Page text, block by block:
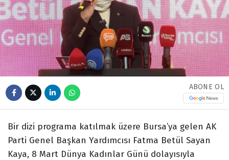
ABONE OL
Bir dizi programa katılmak üzere Bursa’ya gelen AK
Parti Genel Başkan Yardımcısı Fatma Betül Sayan
Kaya, 8 Mart Dünya Kadınlar Günü dolayısıyla